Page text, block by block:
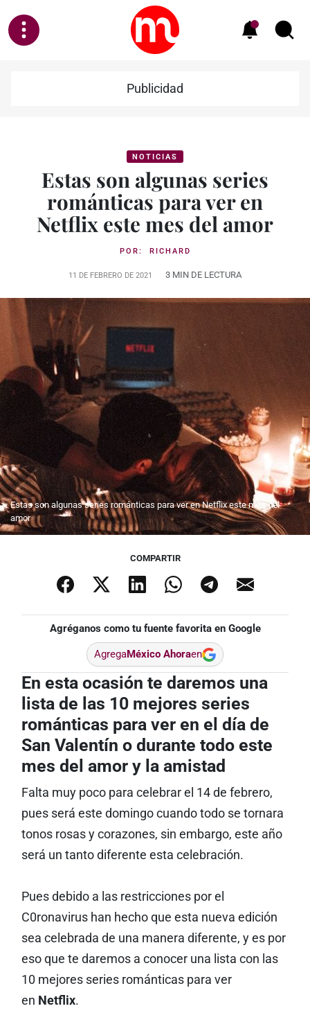
Publicidad
NOTICIAS
Estas son algunas series
románticas para ver en
Netflix este mes del amor
POR: RICHARD
11 DE FEBRERO DE 2021 3 MIN DE LECTURA
Estas son algunas series románticas para ver en Netflix este mes del
amor
COMPARTIR
Agréganos como tu fuente favorita en Google
AgregaMéxico Ahoraen
En esta ocasión te daremos una
lista de las 10 mejores series
románticas para ver en el día de
San Valentín o durante todo este
mes del amor y la amistad
Falta muy poco para celebrar el 14 de febrero,
pues será este domingo cuando todo se tornara
tonos rosas y corazones, sin embargo, este año
será un tanto diferente esta celebración.
Pues debido a las restricciones por el
C0ronavirus han hecho que esta nueva edición
sea celebrada de una manera diferente, y es por
eso que te daremos a conocer una lista con las
10 mejores series románticas para ver
en Netflix.